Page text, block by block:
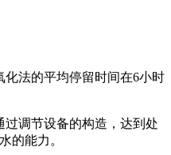
化法的平均停留时间在6小时
过调节设备的构造，达到处
的能力。